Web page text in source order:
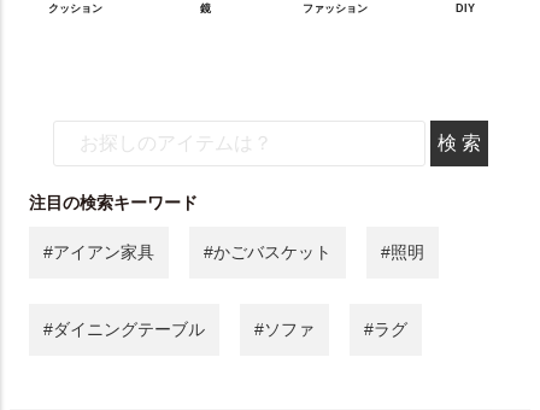
クッション 鏡 ファッション DIY
注目の検索キーワード
#アイアン家具 #かごバスケット #照明
#ダイニングテーブル #ソファ #ラグ